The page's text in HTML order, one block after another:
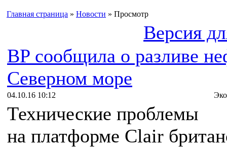
Главная страница » Новости » Просмотр
Версия
BP сообщила о разливе
Северном море
04.10.16 10:12
Технические проблемы
на платформе Clair